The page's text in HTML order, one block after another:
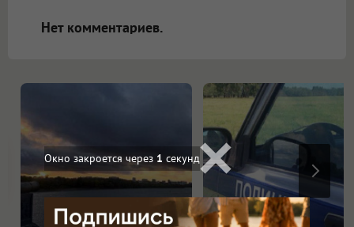
Нет комментариев.